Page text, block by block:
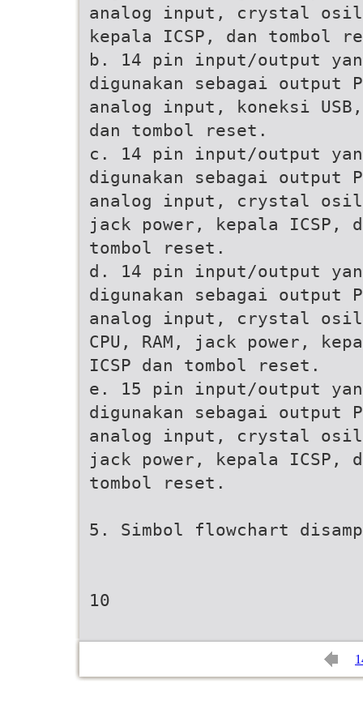
analog input, crystal
kepala ICSP, dan tombol
b. 14 pin input/output
digunakan sebagai output
analog input, koneksi
dan tombol reset.
c. 14 pin input/output
digunakan sebagai output
analog input, crystal
jack power, kepala ICSP,
tombol reset.
d. 14 pin input/output
digunakan sebagai output
analog input, crystal
CPU, RAM, jack power,
ICSP dan tombol reset.
e. 15 pin input/output
digunakan sebagai output
analog input, crystal
jack power, kepala ICSP,
tombol reset.
5. Simbol flowchart
10